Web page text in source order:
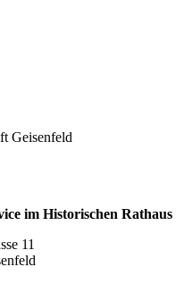
Geisenfeld
im Historischen Rathaus
11